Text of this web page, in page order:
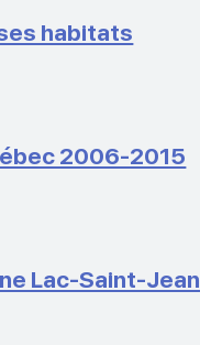
habitats
2006-2015
Lac-Saint-Jean